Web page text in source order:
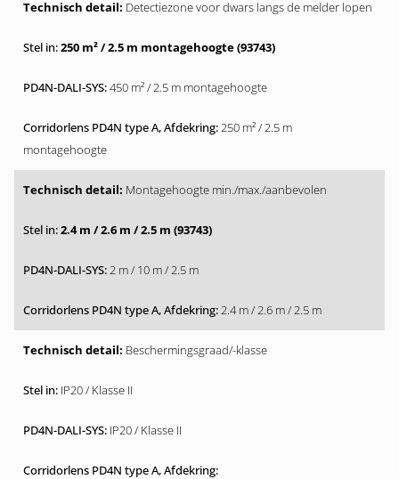
Detectiezone voor dwars langs de melder lopen
250 m² / 2.5 m montagehoogte (93743)
450 m² / 2.5 m montagehoogte
250 m² / 2.5 m
montagehoogte
Montagehoogte min./max./aanbevolen
2.4 m / 2.6 m / 2.5 m (93743)
2 m / 10 m / 2.5 m
2.4 m / 2.6 m / 2.5 m
Beschermingsgraad/-klasse
IP20 / Klasse II
IP20 / Klasse II